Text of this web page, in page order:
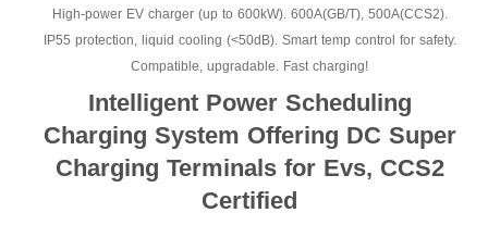
High-power EV charger (up to 600kW). 600A(GB/T), 500A(CCS2).
IP55 protection, liquid cooling (<50dB). Smart temp control for safety.
Compatible, upgradable. Fast charging!
Intelligent Power Scheduling
Charging System Offering DC Super
Charging Terminals for Evs, CCS2
Certified